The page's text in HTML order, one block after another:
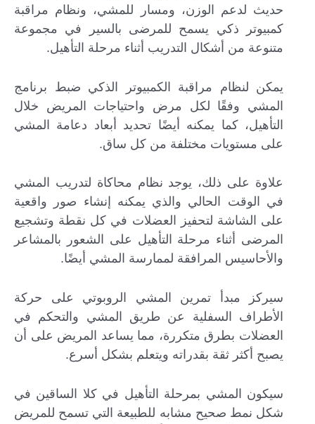
حديث لدعم الوزن، ومسار للمشي، ونظام مراقبة
كمبيوتر ذكي يسمح للمرضى بالسير في مجموعة
متنوعة من أشكال التدريب أثناء مرحلة التأهيل.
يمكن لنظام مراقبة الكمبيوتر الذكي ضبط برنامج
المشي وفقًا لكل مرض واحتياجات المريض خلال
التأهيل، كما يمكنه أيضًا تحديد أبعاد دعامة المشي
على مستويات مختلفة من كل ساق.
علاوة على ذلك، يوجد نظام محاكاة لتدريب المشي
في الوقت الحالي والذي يمكنه إنشاء صور واقعية
على الشاشة لتحفيز العضلات في كل نقطة وتشجيع
المرضى أثناء مرحلة التأهيل على الشعور بالمشاعر
والأحاسيس المرافقة لممارسة المشي أيضًا.
سيركز مبدأ تمرين المشي الروبوتي على حركة
الأطراف السفلية عن طريق المشي والتحكم في
العضلات بطرق متكررة، مما يساعد المريض على أن
يصبح أكثر ثقة بقدراته ويتعلم بشكل أسرع.
سيكون المشي بمرحلة التأهيل في كلا الساقين في
شكل نمط صحيح مشابه للطبيعة التي تسمح للمريض